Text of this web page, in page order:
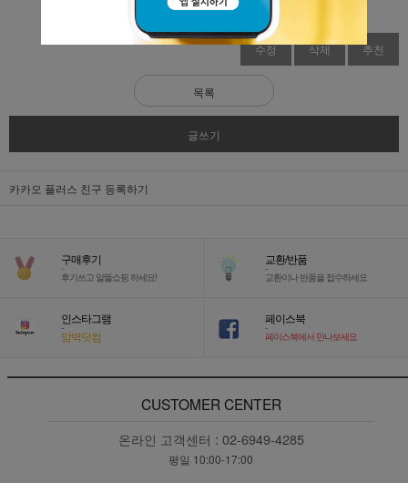
수정 삭제 추천
목록
글쓰기
카카오 플러스 친구 등록하기
구매후기
-
후기쓰고 알뜰쇼핑 하세요!
교환/반품
-
교환이나 반품을 접수하세요
인스타그램
-
암벽닷컴
페이스북
-
페이스북에서 만나보세요
CUSTOMER CENTER
온라인 고객센터 : 02-6949-4285
평일 10:00-17:00